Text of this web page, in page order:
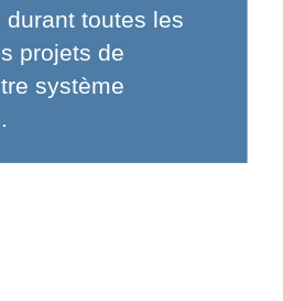
durant toutes les
projets de
système